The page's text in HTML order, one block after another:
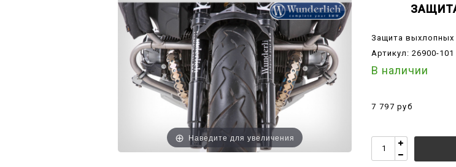
Наведите для увеличения
Защита выхлопных
Артикул:26900-101
В наличии
7 797 руб